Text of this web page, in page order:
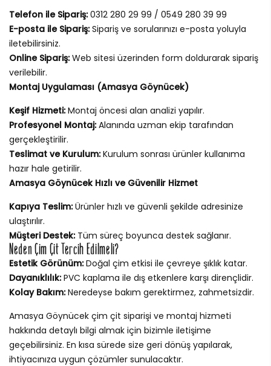
Telefon ile Sipariş:0312 280 29 99 / 0549 280 39 99
E-posta ile Sipariş:Sipariş ve sorularınızı e-posta yoluyla
iletebilirsiniz.
Online Sipariş:Web sitesi üzerinden form doldurarak sipariş
verilebilir.
Montaj Uygulaması (Amasya Göynücek)
Keşif Hizmeti:Montaj öncesi alan analizi yapılır.
Profesyonel Montaj:Alanında uzman ekip tarafından
gerçekleştirilir.
Teslimat ve Kurulum:Kurulum sonrası ürünler kullanıma
hazır hale getirilir.
Amasya Göynücek Hızlı ve Güvenilir Hizmet
Kapıya Teslim:Ürünler hızlı ve güvenli şekilde adresinize
ulaştırılır.
Müşteri Destek:Tüm süreç boyunca destek sağlanır.
Neden Çim Çit Tercih Edilmeli?
Estetik Görünüm:Doğal çim etkisi ile çevreye şıklık katar.
Dayanıklılık:PVC kaplama ile dış etkenlere karşı dirençlidir.
Kolay Bakım:Neredeyse bakım gerektirmez, zahmetsizdir.
Amasya Göynücek çim çit siparişi ve montaj hizmeti
hakkında detaylı bilgi almak için bizimle iletişime
geçebilirsiniz. En kısa sürede size geri dönüş yapılarak,
ihtiyacınıza uygun çözümler sunulacaktır.